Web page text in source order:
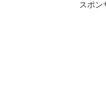
スポン